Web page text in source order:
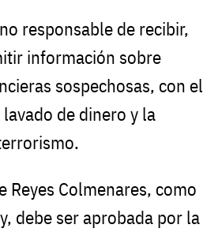
responsable de recibir,
información sobre
sospechosas, con el
de dinero y la
Reyes Colmenares, como
debe ser aprobada por la